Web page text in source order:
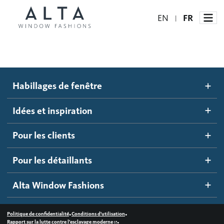
EN | FR
Stores automatisés
Stores alvéolés
Stores à enrouleur
Stores à bandes
Stores translucides
Stores en bois
Idées et inspiration
Blogue
Galerie d'inspiration
Comment ça marche
Devenir un détaillant
Accès détaillant
Contactez-nous
Habillages de fenêtre
Idées et inspiration
Pour les clients
Pour les détaillants
Alta Window Fashions
Politique de confidentialité•Conditions d'utilisation•
Rapport sur la lutte contre l'esclavage moderne •